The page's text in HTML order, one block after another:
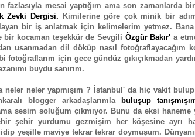
fazlasıyla mesai yaptığım ama son zamanlarda
Zevki Dergisi. Kimilerine göre çok minik bir
bir iş anlatmak için kelimelerim yetmez.
bir kocaman teşekkür de Sevgili Özgür Bakır' a
usanmadan dil döküp nasıl
fotoğraflarım için gece gündüz gıkıçıkmadan
buydu sanırım.
neler neler yapmışım ? İstanbul' da hiç vakit
blogger arkadaşlarımla buluşup
sesim soluğum çıkmıyor. Bunu da eksi
şehir yurdumu gezmişim her köşesine ayrı
yeşille maviye tekrar tekrar doymuşum.